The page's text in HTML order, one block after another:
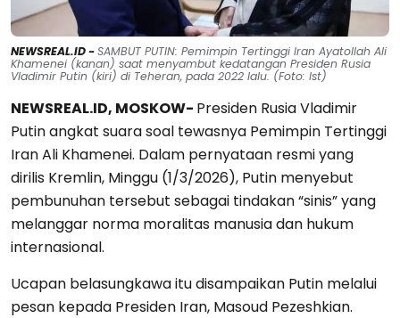
NEWSREAL.ID -SAMBUT PUTIN: Pemimpin Tertinggi Iran Ayatollah Ali
Khamenei (kanan) saat menyambut kedatangan Presiden Rusia
Vladimir Putin (kiri) di Teheran, pada 2022 lalu. (Foto: Ist)
NEWSREAL.ID, MOSKOW- Presiden Rusia Vladimir
Putin angkat suara soal tewasnya Pemimpin Tertinggi
Iran Ali Khamenei. Dalam pernyataan resmi yang
dirilis Kremlin, Minggu (1/3/2026), Putin menyebut
pembunuhan tersebut sebagai tindakan “sinis” yang
melanggar norma moralitas manusia dan hukum
internasional.
Ucapan belasungkawa itu disampaikan Putin melalui
pesan kepada Presiden Iran, Masoud Pezeshkian.